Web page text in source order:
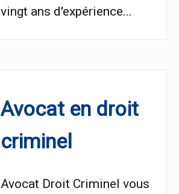
vingt ans d'expérience...
Avocat en droit
criminel
Avocat Droit Criminel vous